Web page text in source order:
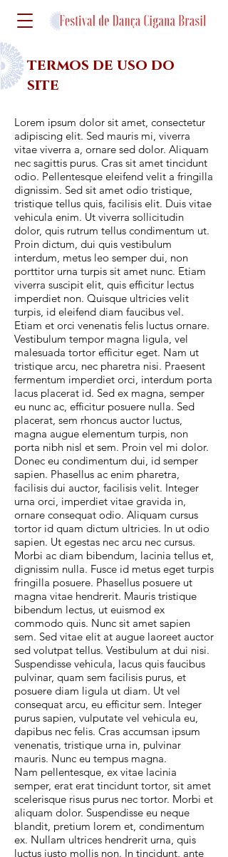
termos de uso do
site
Lorem ipsum dolor sit amet, consectetur
adipiscing elit. Sed mauris mi, viverra
vitae viverra a, ornare sed dolor. Aliquam
nec sagittis purus. Cras sit amet tincidunt
odio. Pellentesque eleifend velit a fringilla
dignissim. Sed sit amet odio tristique,
tristique tellus quis, facilisis elit. Duis vitae
vehicula enim. Ut viverra sollicitudin
dolor, quis rutrum tellus condimentum ut.
Proin dictum, dui quis vestibulum
interdum, metus leo semper dui, non
porttitor urna turpis sit amet nunc. Etiam
viverra suscipit elit, quis efficitur lectus
imperdiet non. Quisque ultricies velit
turpis, id eleifend diam faucibus vel.
Etiam et orci venenatis felis luctus ornare.
Vestibulum tempor magna ligula, vel
malesuada tortor efficitur eget. Nam ut
tristique arcu, nec pharetra nisi. Praesent
fermentum imperdiet orci, interdum porta
lacus placerat id. Sed ex magna, semper
eu nunc ac, efficitur posuere nulla. Sed
placerat, sem rhoncus auctor luctus,
magna augue elementum turpis, non
porta nibh nisl et sem. Proin vel mi dolor.
Donec eu condimentum dui, id semper
sapien. Phasellus ac enim pharetra,
facilisis dui auctor, facilisis velit. Integer
urna orci, imperdiet vitae gravida in,
ornare consequat odio. Aliquam cursus
tortor id quam dictum ultricies. In ut odio
sapien. Ut egestas nec arcu nec cursus.
Morbi ac diam bibendum, lacinia tellus et,
dignissim nulla. Fusce id metus eget turpis
fringilla posuere. Phasellus posuere ut
magna vitae hendrerit. Mauris tristique
bibendum lectus, ut euismod ex
commodo quis. Nunc sit amet sapien
sem. Sed vitae elit at augue laoreet auctor
sed volutpat tellus. Vestibulum at dui nisi.
Suspendisse vehicula, lacus quis faucibus
pulvinar, quam sem facilisis purus, et
posuere diam ligula ut diam. Ut vel
consequat arcu, eu efficitur sem. Integer
purus sapien, vulputate vel vehicula eu,
dapibus nec felis. Cras accumsan ipsum
venenatis, tristique urna in, pulvinar
mauris. Nunc eu tempus magna.
Nam pellentesque, ex vitae lacinia
semper, erat erat tincidunt tortor, sit amet
scelerisque risus purus nec tortor. Morbi et
aliquam dolor. Suspendisse eu neque
blandit, pretium lorem et, condimentum
ex. Nullam ultrices hendrerit urna, quis
luctus justo mollis non. In tincidunt, ante